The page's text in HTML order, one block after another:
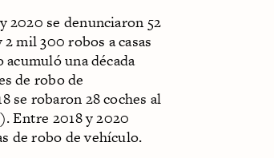
2020 se denunciaron 52
mil 300 robos a casas
una década
de robo de
se robaron 28 coches al
Entre 2018 y 2020
de robo de vehículo.